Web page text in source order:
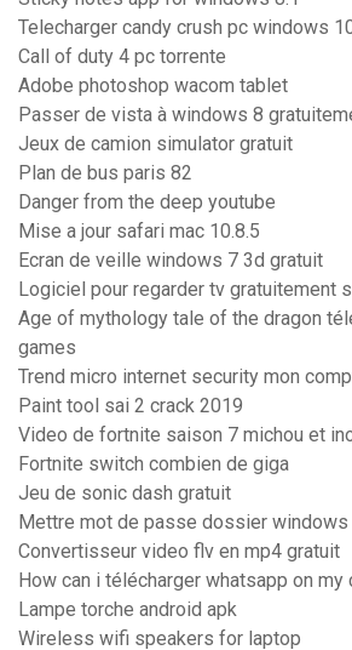
Telecharger candy crush pc windows
Call of duty 4 pc torrente
Adobe photoshop wacom tablet
Passer de vista à windows 8
Jeux de camion simulator gratuit
Plan de bus paris 82
Danger from the deep youtube
Mise a jour safari mac 10.8.5
Ecran de veille windows 7 3d gratuit
Logiciel pour regarder tv gratuitement
Age of mythology tale of the dragon
games
Trend micro internet security mon
Paint tool sai 2 crack 2019
Video de fortnite saison 7 michou et
Fortnite switch combien de giga
Jeu de sonic dash gratuit
Mettre mot de passe dossier windows
Convertisseur video flv en mp4 gratuit
How can i télécharger whatsapp on my
Lampe torche android apk
Wireless wifi speakers for laptop